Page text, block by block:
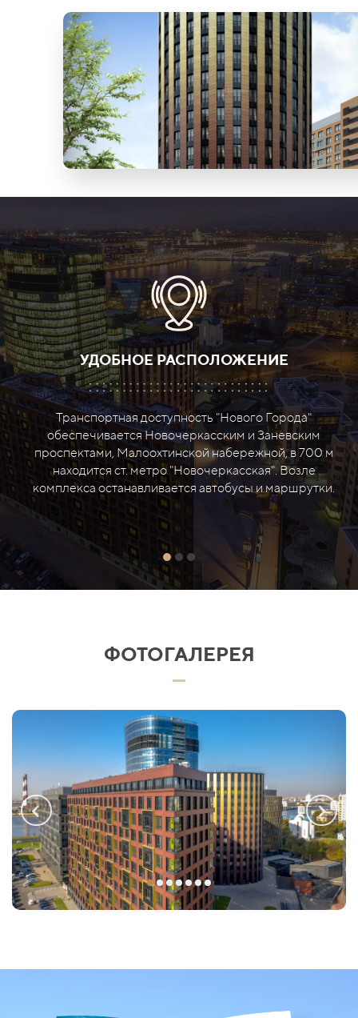
УДОБНОЕ РАСПОЛОЖЕНИЕ
Транспортная доступность "Нового Города"
обеспечивается Новочеркасским и Заневским
проспектами, Малоохтинской набережной, в 700 м
находится ст. метро "Новочеркасская". Возле
комплекса останавливается автобусы и маршрутки.
ФОТОГАЛЕРЕЯ